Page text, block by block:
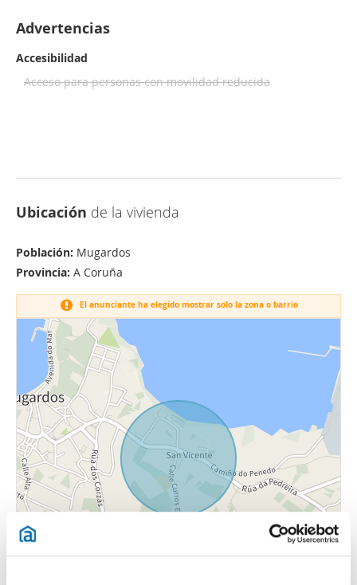
Advertencias
Accesibilidad
Acceso para personas con movilidad reducida
Ubicación de la vivienda
Población: Mugardos
Provincia: A Coruña
El anunciante ha elegido mostrar solo la zona o barrio